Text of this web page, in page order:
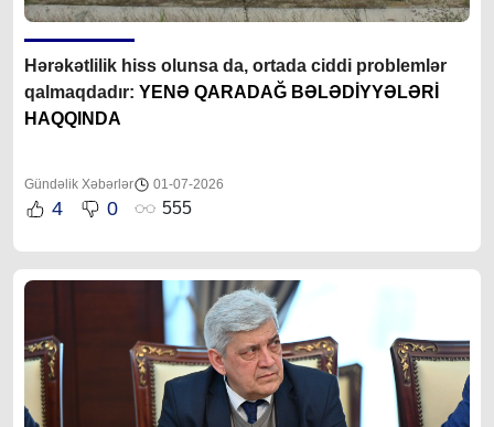
Hərəkətlilik hiss olunsa da, ortada ciddi problemlər
qalmaqdadır: YENƏ QARADAĞ BƏLƏDİYYƏLƏRİ
HAQQINDA
Gündəlik Xəbərlər 01-07-2026
4 0 555